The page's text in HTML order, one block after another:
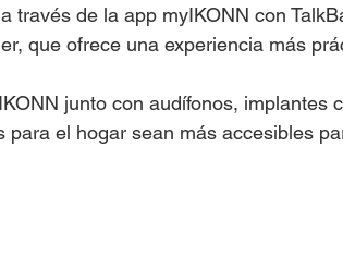
través de la app myIKONN con
que ofrece una experiencia más
junto con audífonos, implantes
el hogar sean más accesibles